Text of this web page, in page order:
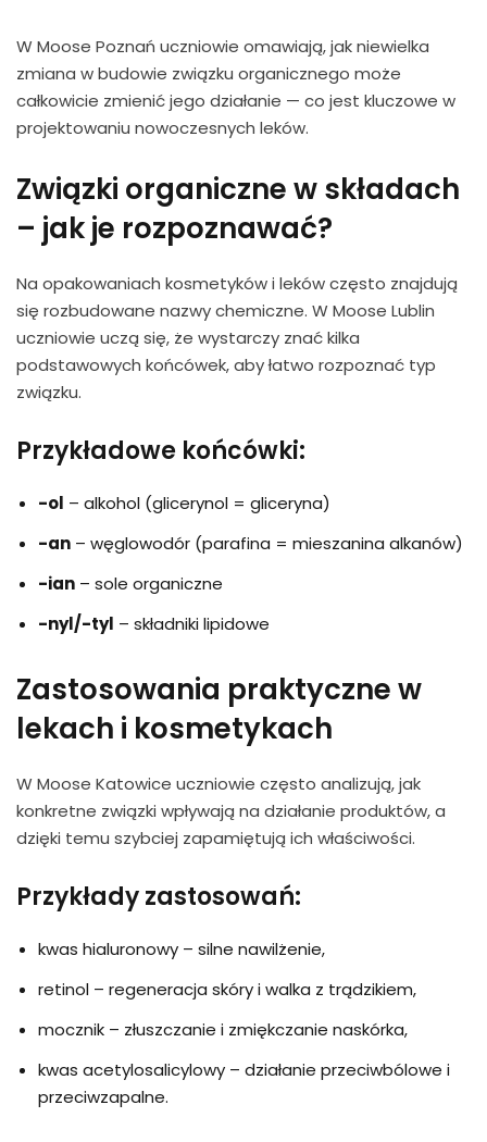
W Moose Poznań uczniowie omawiają, jak niewielka
zmiana w budowie związku organicznego może
całkowicie zmienić jego działanie — co jest kluczowe w
projektowaniu nowoczesnych leków.
Związki organiczne w składach
– jak je rozpoznawać?
Na opakowaniach kosmetyków i leków często znajdują
się rozbudowane nazwy chemiczne. W Moose Lublin
uczniowie uczą się, że wystarczy znać kilka
podstawowych końcówek, aby łatwo rozpoznać typ
związku.
Przykładowe końcówki:
-ol – alkohol (glicerynol = gliceryna)
-an – węglowodór (parafina = mieszanina alkanów)
-ian – sole organiczne
-nyl/-tyl – składniki lipidowe
Zastosowania praktyczne w
lekach i kosmetykach
W Moose Katowice uczniowie często analizują, jak
konkretne związki wpływają na działanie produktów, a
dzięki temu szybciej zapamiętują ich właściwości.
Przykłady zastosowań:
kwas hialuronowy – silne nawilżenie,
retinol – regeneracja skóry i walka z trądzikiem,
mocznik – złuszczanie i zmiękczanie naskórka,
kwas acetylosalicylowy – działanie przeciwbólowe i
przeciwzapalne.